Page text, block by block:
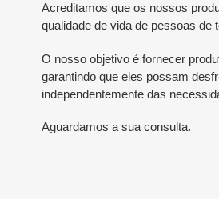
Acreditamos que os nossos
qualidade de vida de pessoas de
O nosso objetivo é fornecer
garantindo que eles possam
independentemente das
Aguardamos a sua consulta.